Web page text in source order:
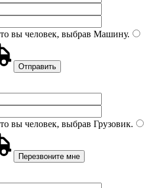
вы человек, выбрав Машину.
вы человек, выбрав Грузовик.